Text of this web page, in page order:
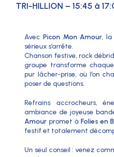
TRI-HILLION – 15:45 à
Avec Picon Mon Amour, la
sérieux s’arrête.
Chanson festive, rock
groupe transforme
pur lâcher-prise, où l’on
poser de questions.
Refrains accrocheurs,
ambiance de joyeuse
Amour promet à Folies en
festif et totalement
Un seul conseil : venez